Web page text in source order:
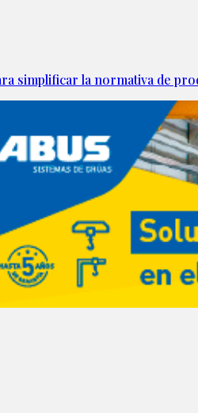
simplificar la normativa de